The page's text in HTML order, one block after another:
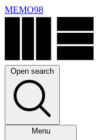
MEMO98
Open search
Menu